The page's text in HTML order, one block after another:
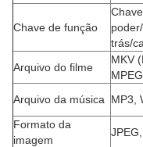
Chave de função
trás/
Arquivo do filme
MKV
Arquivo da música
MP3,
Formato da
imagem